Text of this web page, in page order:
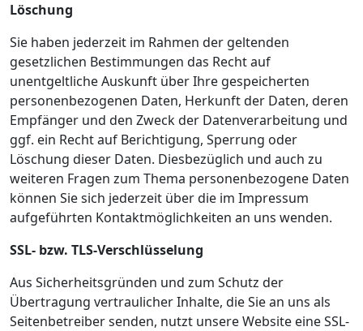
Löschung
Sie haben jederzeit im Rahmen der geltenden
gesetzlichen Bestimmungen das Recht auf
unentgeltliche Auskunft über Ihre gespeicherten
personenbezogenen Daten, Herkunft der Daten, deren
Empfänger und den Zweck der Datenverarbeitung und
ggf. ein Recht auf Berichtigung, Sperrung oder
Löschung dieser Daten. Diesbezüglich und auch zu
weiteren Fragen zum Thema personenbezogene Daten
können Sie sich jederzeit über die im Impressum
aufgeführten Kontaktmöglichkeiten an uns wenden.
SSL- bzw. TLS-Verschlüsselung
Aus Sicherheitsgründen und zum Schutz der
Übertragung vertraulicher Inhalte, die Sie an uns als
Seitenbetreiber senden, nutzt unsere Website eine SSL-